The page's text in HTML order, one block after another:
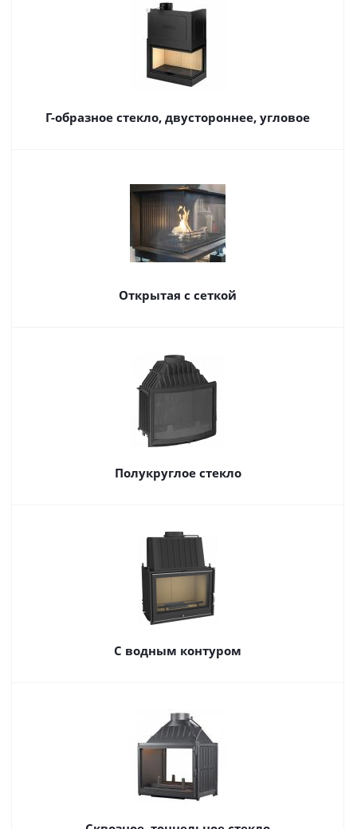
Г-образное стекло, двустороннее, угловое
Открытая с сеткой
Полукруглое стекло
С водным контуром